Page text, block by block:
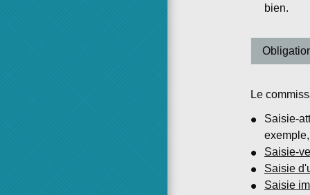
bien.
Le
Saisie-
exemple,
Saisie-
Saisie
Saisie